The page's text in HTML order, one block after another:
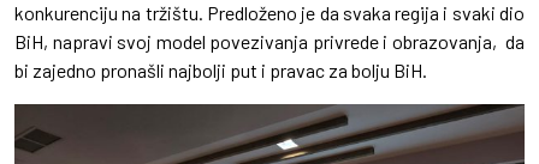
konkurenciju na tržištu. Predloženo je da svaka regija i svaki dio
BiH, napravi svoj model povezivanja privrede i obrazovanja, da
bi zajedno pronašli najbolji put i pravac za bolju BiH.